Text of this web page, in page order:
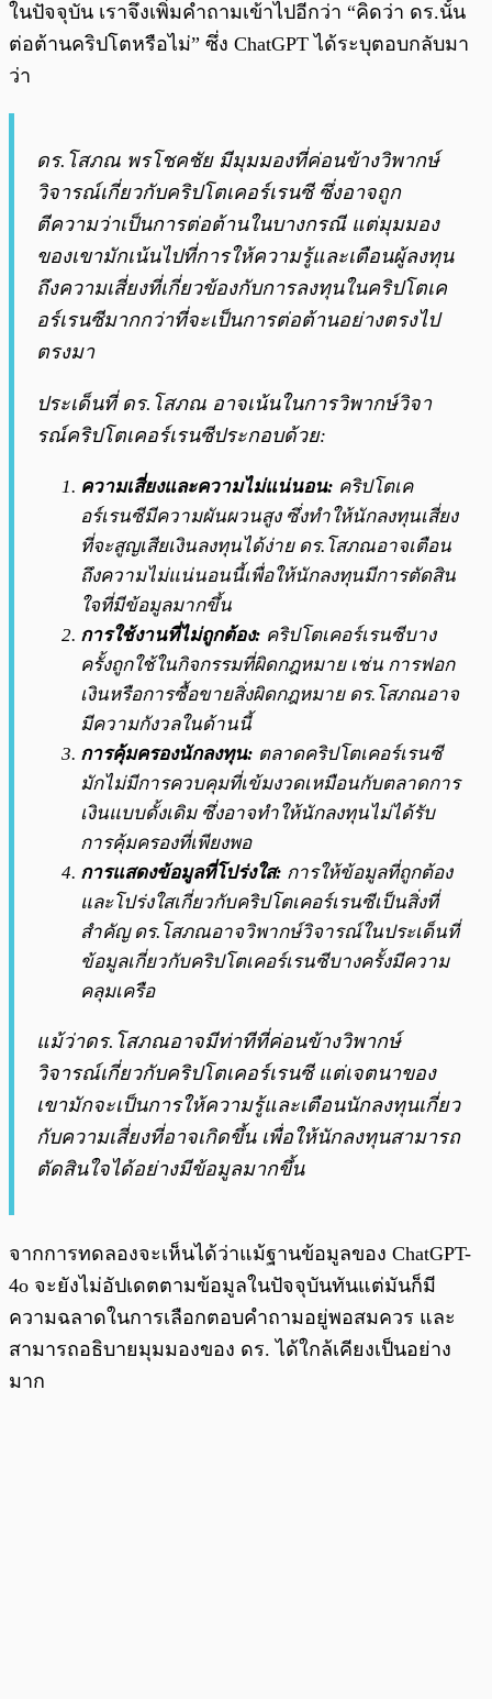
ในปัจจุบัน เราจึงเพิ่มคำถามเข้าไปอีกว่า “คิดว่า ดร.นั้น
ต่อต้านคริปโตหรือไม่” ซึ่ง ChatGPT ได้ระบุตอบกลับมา
ว่า
ดร.โสภณ พรโชคชัย มีมุมมองที่ค่อนข้างวิพากษ์
วิจารณ์เกี่ยวกับคริปโตเคอร์เรนซี ซึ่งอาจถูก
ตีความว่าเป็นการต่อต้านในบางกรณี แต่มุมมอง
ของเขามักเน้นไปที่การให้ความรู้และเตือนผู้ลงทุน
ถึงความเสี่ยงที่เกี่ยวข้องกับการลงทุนในคริปโตเค
อร์เรนซีมากกว่าที่จะเป็นการต่อต้านอย่างตรงไป
ตรงมา
ประเด็นที่ ดร.โสภณ อาจเน้นในการวิพากษ์วิจา
รณ์คริปโตเคอร์เรนซีประกอบด้วย:
ความเสี่ยงและความไม่แน่นอน: คริปโตเค
อร์เรนซีมีความผันผวนสูง ซึ่งทำให้นักลงทุนเสี่ยง
ที่จะสูญเสียเงินลงทุนได้ง่าย ดร.โสภณอาจเตือน
ถึงความไม่แน่นอนนี้เพื่อให้นักลงทุนมีการตัดสิน
ใจที่มีข้อมูลมากขึ้น
การใช้งานที่ไม่ถูกต้อง: คริปโตเคอร์เรนซีบาง
ครั้งถูกใช้ในกิจกรรมที่ผิดกฎหมาย เช่น การฟอก
เงินหรือการซื้อขายสิ่งผิดกฎหมาย ดร.โสภณอาจ
มีความกังวลในด้านนี้
การคุ้มครองนักลงทุน: ตลาดคริปโตเคอร์เรนซี
มักไม่มีการควบคุมที่เข้มงวดเหมือนกับตลาดการ
เงินแบบดั้งเดิม ซึ่งอาจทำให้นักลงทุนไม่ได้รับ
การคุ้มครองที่เพียงพอ
การแสดงข้อมูลที่โปร่งใส: การให้ข้อมูลที่ถูกต้อง
และโปร่งใสเกี่ยวกับคริปโตเคอร์เรนซีเป็นสิ่งที่
สำคัญ ดร.โสภณอาจวิพากษ์วิจารณ์ในประเด็นที่
ข้อมูลเกี่ยวกับคริปโตเคอร์เรนซีบางครั้งมีความ
คลุมเครือ
แม้ว่าดร.โสภณอาจมีท่าทีที่ค่อนข้างวิพากษ์
วิจารณ์เกี่ยวกับคริปโตเคอร์เรนซี แต่เจตนาของ
เขามักจะเป็นการให้ความรู้และเตือนนักลงทุนเกี่ยว
กับความเสี่ยงที่อาจเกิดขึ้น เพื่อให้นักลงทุนสามารถ
ตัดสินใจได้อย่างมีข้อมูลมากขึ้น
จากการทดลองจะเห็นได้ว่าแม้ฐานข้อมูลของ ChatGPT-
4o จะยังไม่อัปเดตตามข้อมูลในปัจจุบันทันแต่มันก็มี
ความฉลาดในการเลือกตอบคำถามอยู่พอสมควร และ
สามารถอธิบายมุมมองของ ดร. ได้ใกล้เคียงเป็นอย่าง
มาก